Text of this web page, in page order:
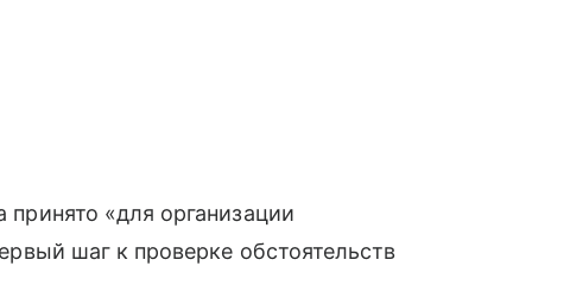
«для организации
шаг к проверке обстоятельств